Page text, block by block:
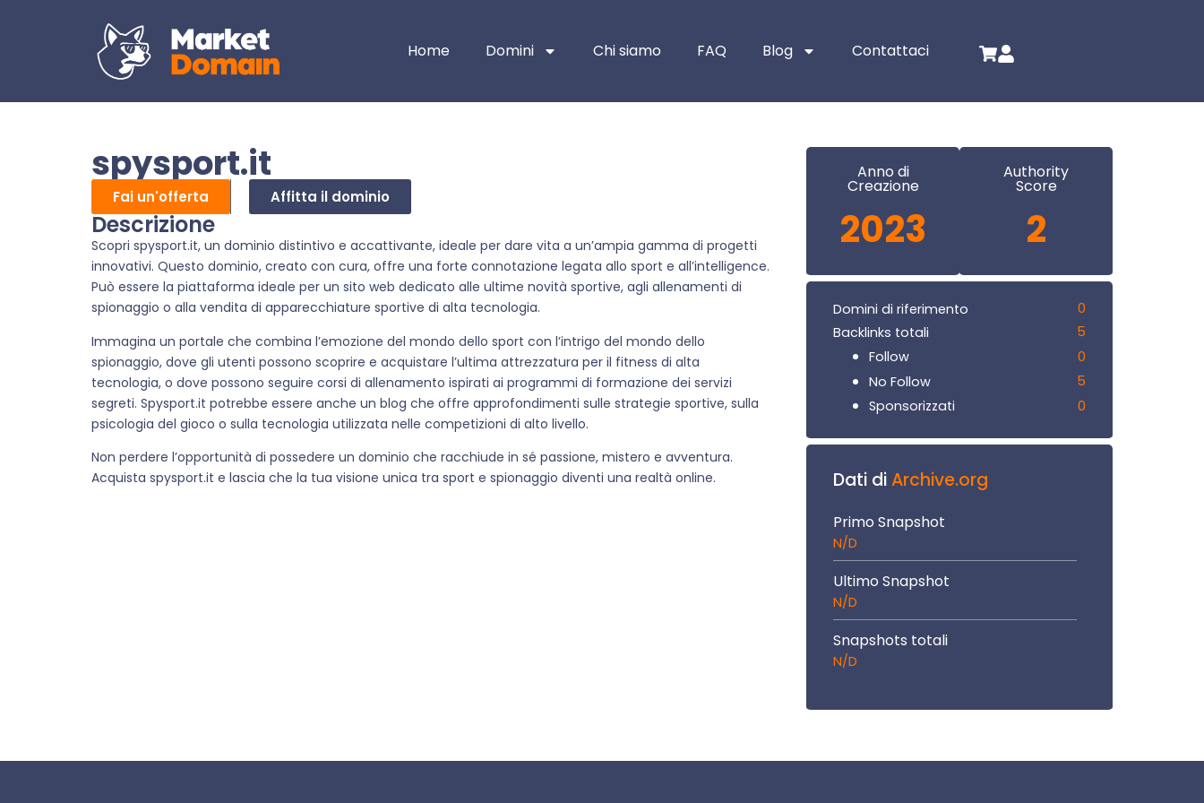
Home Domini Chi siamo FAQ Blog Contattaci
spysport.it
Fai un'offerta Affitta il dominio
Descrizione
Scopri spysport.it, un dominio distintivo e accattivante, ideale per dare vita a un’ampia gamma di progetti
innovativi. Questo dominio, creato con cura, offre una forte connotazione legata allo sport e all’intelligence.
Può essere la piattaforma ideale per un sito web dedicato alle ultime novità sportive, agli allenamenti di
spionaggio o alla vendita di apparecchiature sportive di alta tecnologia.
Immagina un portale che combina l’emozione del mondo dello sport con l’intrigo del mondo dello
spionaggio, dove gli utenti possono scoprire e acquistare l’ultima attrezzatura per il fitness di alta
tecnologia, o dove possono seguire corsi di allenamento ispirati ai programmi di formazione dei servizi
segreti. Spysport.it potrebbe essere anche un blog che offre approfondimenti sulle strategie sportive, sulla
psicologia del gioco o sulla tecnologia utilizzata nelle competizioni di alto livello.
Non perdere l’opportunità di possedere un dominio che racchiude in sé passione, mistero e avventura.
Acquista spysport.it e lascia che la tua visione unica tra sport e spionaggio diventi una realtà online.
Anno di
Creazione
2023
Authority
Score
2
Domini di riferimento
0
Backlinks totali
5
Follow
0
No Follow
5
Sponsorizzati
0
Dati diArchive.org
Primo Snapshot
N/D
Ultimo Snapshot
N/D
Snapshots totali
N/D